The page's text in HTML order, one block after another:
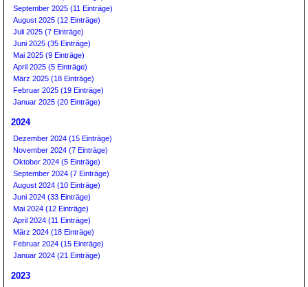
September 2025 (11 Einträge)
August 2025 (12 Einträge)
Juli 2025 (7 Einträge)
Juni 2025 (35 Einträge)
Mai 2025 (9 Einträge)
April 2025 (5 Einträge)
März 2025 (18 Einträge)
Februar 2025 (19 Einträge)
Januar 2025 (20 Einträge)
2024
Dezember 2024 (15 Einträge)
November 2024 (7 Einträge)
Oktober 2024 (5 Einträge)
September 2024 (7 Einträge)
August 2024 (10 Einträge)
Juni 2024 (33 Einträge)
Mai 2024 (12 Einträge)
April 2024 (11 Einträge)
März 2024 (18 Einträge)
Februar 2024 (15 Einträge)
Januar 2024 (21 Einträge)
2023